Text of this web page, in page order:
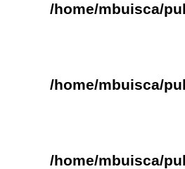
/home/mbuisca/
/home/mbuisca/
/home/mbuisca/